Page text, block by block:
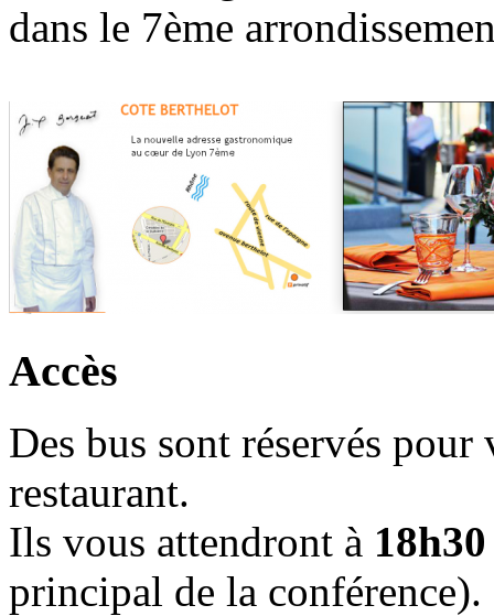
dans le 7ème
Accès
Des bus sont réservés
restaurant.
Ils vous attendront à
principal de la conférence).